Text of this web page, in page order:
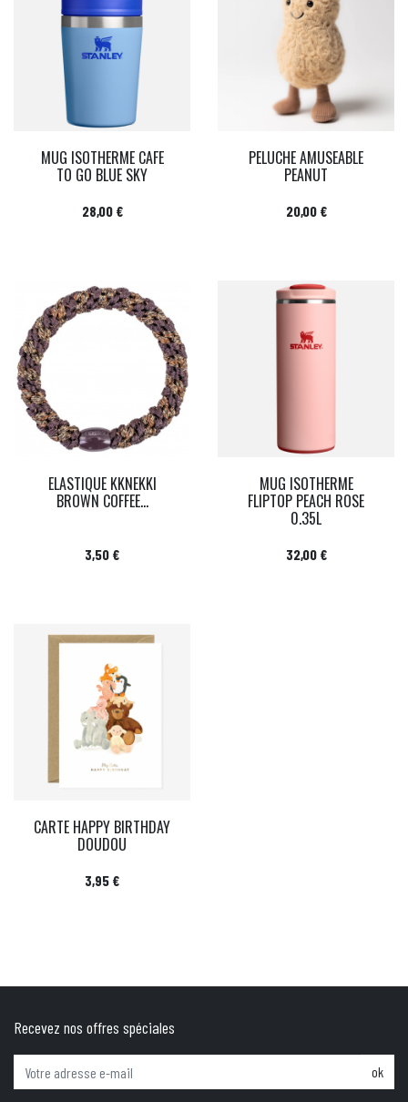
MUG ISOTHERME CAFE
TO GO BLUE SKY
Prix
28,00 €
PELUCHE AMUSEABLE
PEANUT
Prix
20,00 €
ELASTIQUE KKNEKKI
BROWN COFFEE...
Prix
3,50 €
MUG ISOTHERME
FLIPTOP PEACH ROSE
0.35L
Prix
32,00 €
CARTE HAPPY BIRTHDAY
DOUDOU
Prix
3,95 €
Recevez nos offres spéciales
ok